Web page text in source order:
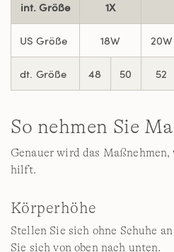
int. Größe 1X
US Größe 18W 20W
dt. Größe 48 50 52
So nehmen Sie
Genauer wird das
hilft.
Körperhöhe
Stellen Sie sich ohne Schuhe
Sie sich von oben nach unten.